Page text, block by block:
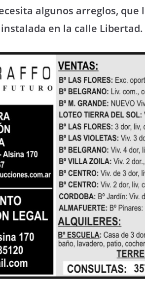
algunos arreglos, que
en la calle Libertad.